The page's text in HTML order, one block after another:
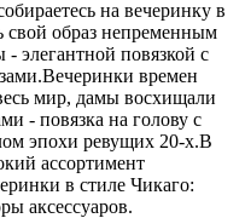
на вечеринку в
свой образ непременным
элегантной повязкой с
времен
мир, дамы восхищали
- повязка на голову с
эпохи ревущих 20-х.В
ассортимент
в стиле Чикаго:
аксессуаров.